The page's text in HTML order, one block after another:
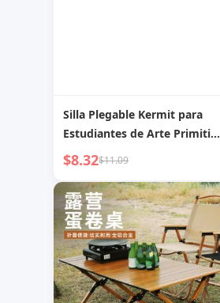
Silla Plegable Kermit para
Estudiantes de Arte Primitive
Man para Exteriores
$8.32$11.09